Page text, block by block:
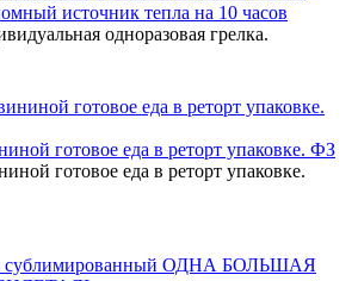
источник тепла на 10 часов
одноразовая грелка.
готовое еда в реторт упаковке. ФЗ
готовое еда в реторт упаковке.